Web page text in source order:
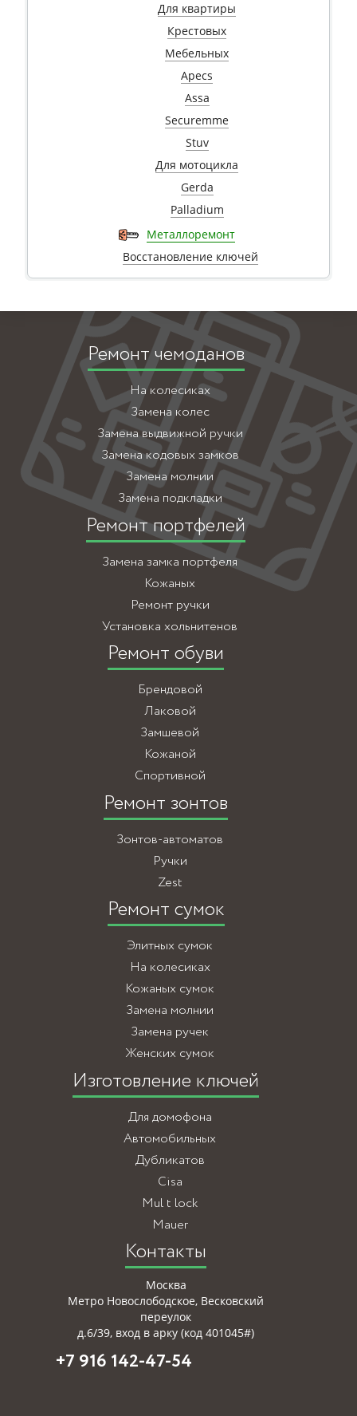
Для квартиры
Крестовых
Мебельных
Apecs
Assa
Securemme
Stuv
Для мотоцикла
Gerda
Palladium
Металлоремонт
Восстановление ключей
Ремонт чемоданов
На колесиках
Замена колес
Замена выдвижной ручки
Замена кодовых замков
Замена молнии
Замена подкладки
Ремонт портфелей
Замена замка портфеля
Кожаных
Ремонт ручки
Установка хольнитенов
Ремонт обуви
Брендовой
Лаковой
Замшевой
Кожаной
Спортивной
Ремонт зонтов
Зонтов-автоматов
Ручки
Zest
Ремонт сумок
Элитных сумок
На колесиках
Кожаных сумок
Замена молнии
Замена ручек
Женских сумок
Изготовление ключей
Для домофона
Автомобильных
Дубликатов
Cisa
Mul t lock
Mauer
Контакты
Москва
Метро Новослободское, Весковский
переулок
д.6/39, вход в арку (код 401045#)
+7 916 142-47-54